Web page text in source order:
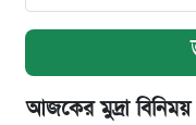
আজকের মুদ্রা